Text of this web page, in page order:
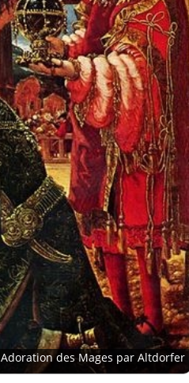
Adoration des Mages par Altdorfer